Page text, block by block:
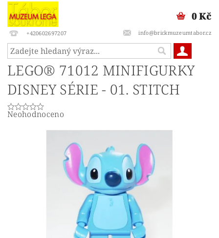
+420602697207 info@brickmuzeumtabor.cz
0 Kč
LEGO® 71012 MINIFIGURKY
DISNEY SÉRIE - 01. STITCH
Neohodnoceno